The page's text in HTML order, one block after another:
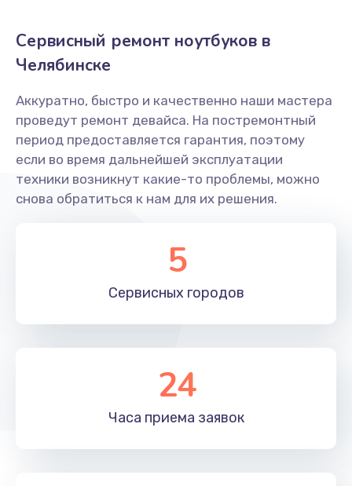
Заказать
990 руб.
Заказать
Замена южного моста
2885 руб.
Замена северного моста
2885 руб.
1395 руб.
Заказать
Сервисный ремонт ноутбуков в
Челябинске
Аккуратно, быстро и качественно наши мастера
проведут ремонт девайса. На постремонтный
период предоставляется гарантия, поэтому
если во время дальнейшей эксплуатации
техники возникнут какие-то проблемы, можно
снова обратиться к нам для их решения.
5
Сервисных городов
24
Часа приема заявок